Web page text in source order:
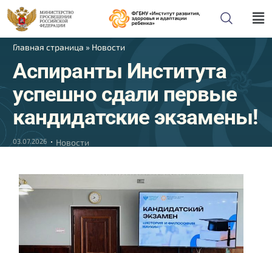
Главная страница » Новости
Аспиранты Института
успешно сдали первые
кандидатские экзамены!
03.07.2026 Новости